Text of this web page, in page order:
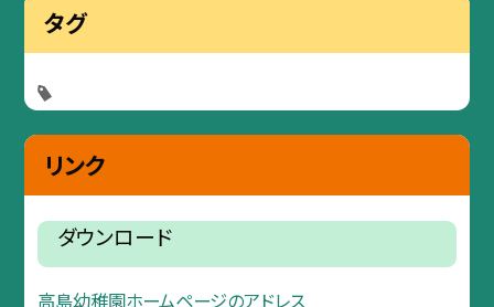
タグ
リンク
ダウンロード
高島幼稚園ホームページのアドレス